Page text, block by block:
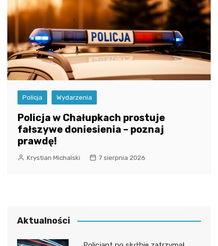
Policja Wydarzenia
Policja w Chałupkach prostuje
fałszywe doniesienia – poznaj
prawdę!
Krystian Michalski 7 sierpnia 2026
Aktualności